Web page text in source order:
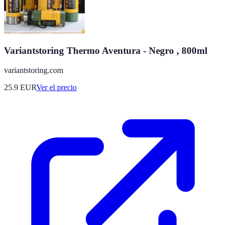
Variantstoring Thermo Aventura - Negro , 800ml
variantstoring.com
25.9 EURVer el precio